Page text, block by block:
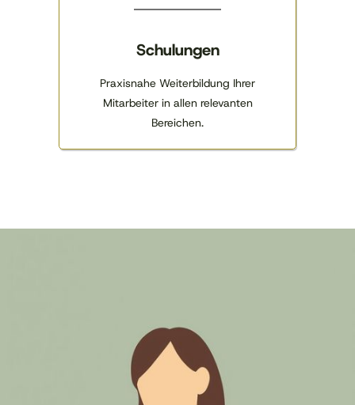
Schulungen
Praxisnahe Weiterbildung Ihrer
Mitarbeiter in allen relevanten
Bereichen.